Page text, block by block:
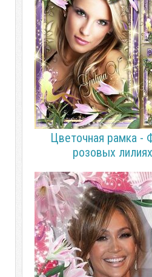
Цветочная рамка -
розовых лилиях